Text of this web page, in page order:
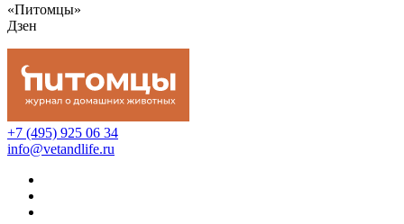
«Питомцы»
Дзен
+7 (495) 925 06 34
info@vetandlife.ru